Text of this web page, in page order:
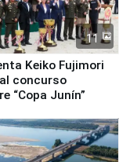
11
Keiko Fujimori
concurso
“Copa Junín”